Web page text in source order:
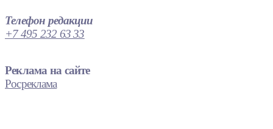
Телефон редакции
+7 495 232 63 33
Реклама на сайте
Росреклама